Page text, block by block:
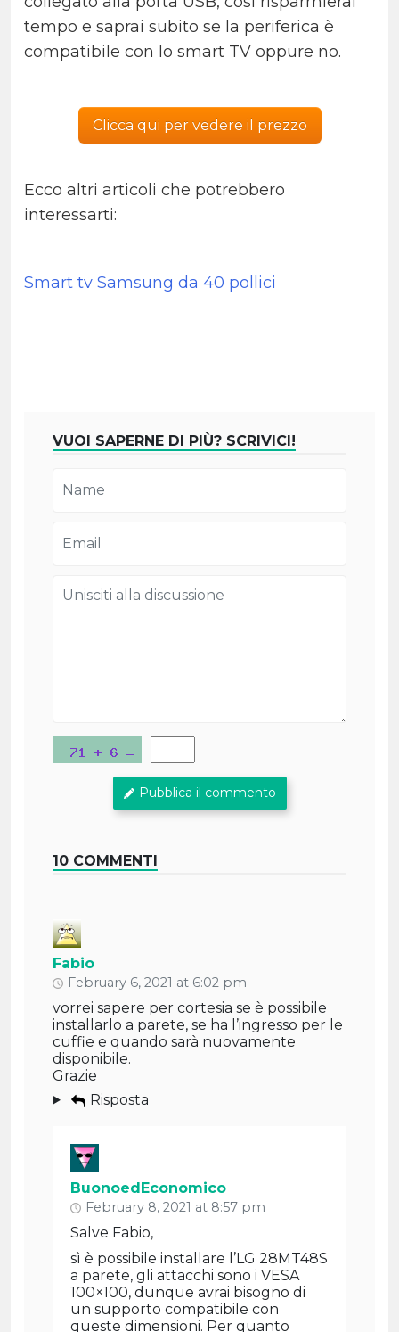
tempo e saprai subito se la periferica è
compatibile con lo smart TV oppure no.
Clicca qui per vedere il prezzo
Ecco altri articoli che potrebbero
interessarti:
Smart tv Samsung da 40 pollici
VUOI SAPERNE DI PIÙ? SCRIVICI!
Pubblica il commento
10 COMMENTI
Fabio
February 6, 2021 at 6:02 pm
vorrei sapere per cortesia se è possibile
installarlo a parete, se ha l’ingresso per le
cuffie e quando sarà nuovamente
disponibile.
Grazie
Risposta
BuonoedEconomico
February 8, 2021 at 8:57 pm
Salve Fabio,
sì è possibile installare l’LG 28MT48S
a parete, gli attacchi sono i VESA
100×100, dunque avrai bisogno di
un supporto compatibile con
queste dimensioni. Per quanto